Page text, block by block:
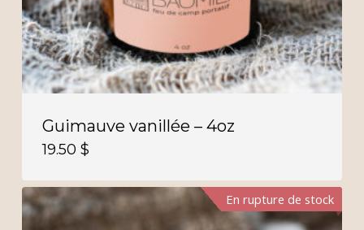
Guimauve vanillée – 4oz
19.50 $
En rupture de stock